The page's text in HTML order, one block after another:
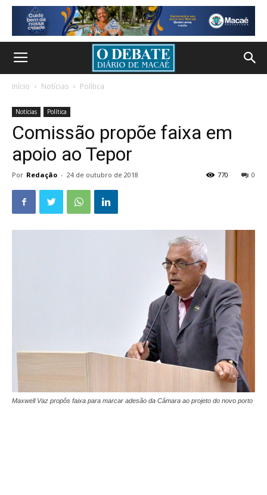
Início Notícias Política
Notícias Política
Comissão propõe faixa em
apoio ao Tepor
Por Redação - 24 de outubro de 2018 0
770
Maxwell Vaz propôs faixa para marcar adesão da Câmara ao projeto do novo porto